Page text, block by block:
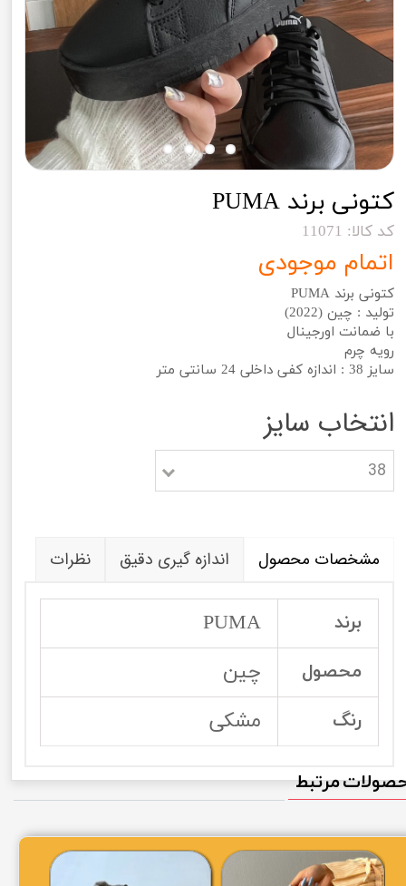
کتونی برند PUMA
کد کالا: 11071
اتمام موجودی
کتونی برند PUMA
تولید : چین (2022)
با ضمانت اورجینال
رویه چرم
سایز 38 : اندازه کفی داخلی 24 سانتی متر
انتخاب سایز
38
مشخصات محصول اندازه گیری دقیق نظرات
برند PUMA
محصول چین
رنگ مشکی
مرتبط